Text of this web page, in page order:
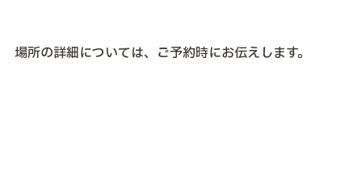
場所の詳細については、ご予約時にお伝えします。